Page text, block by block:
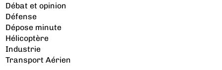
Débat et opinion
Défense
Dépose minute
Hélicoptère
Industrie
Transport Aérien